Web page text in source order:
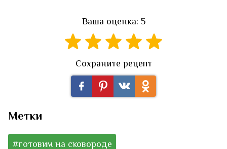
Ваша оценка: 5
Сохраните рецепт
Метки
#готовим на сковороде